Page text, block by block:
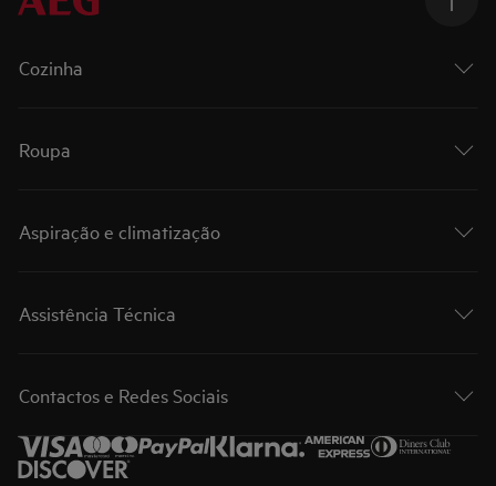
Cozinha
Roupa
Aspiração e climatização
Assistência Técnica
Contactos e Redes Sociais